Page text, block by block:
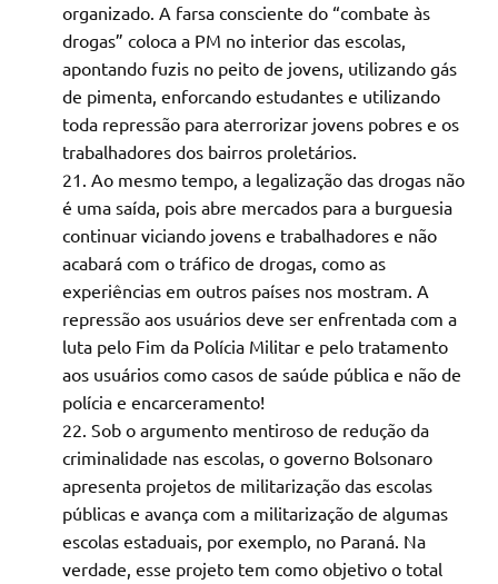
organizado. A farsa consciente do “combate às
drogas” coloca a PM no interior das escolas,
apontando fuzis no peito de jovens, utilizando gás
de pimenta, enforcando estudantes e utilizando
toda repressão para aterrorizar jovens pobres e os
trabalhadores dos bairros proletários.
Ao mesmo tempo, a legalização das drogas não
é uma saída, pois abre mercados para a burguesia
continuar viciando jovens e trabalhadores e não
acabará com o tráfico de drogas, como as
experiências em outros países nos mostram. A
repressão aos usuários deve ser enfrentada com a
luta pelo Fim da Polícia Militar e pelo tratamento
aos usuários como casos de saúde pública e não de
polícia e encarceramento!
Sob o argumento mentiroso de redução da
criminalidade nas escolas, o governo Bolsonaro
apresenta projetos de militarização das escolas
públicas e avança com a militarização de algumas
escolas estaduais, por exemplo, no Paraná. Na
verdade, esse projeto tem como objetivo o total